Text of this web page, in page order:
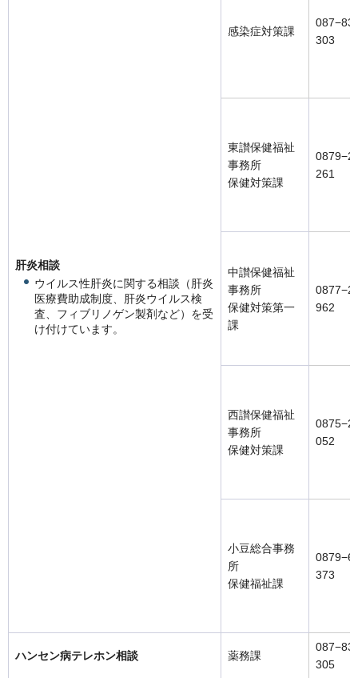
肝炎相談
ウイルス性肝炎に関する相談（肝炎
医療費助成制度、肝炎ウイルス検
査、フィブリノゲン製剤など）を受
け付けています。
感染症対策課
303
東讃保健福祉
事務所
保健対策課
261
中讃保健福祉
事務所
保健対策第一
課
962
西讃保健福祉
事務所
保健対策課
052
小豆総合事務
所
保健福祉課
373
ハンセン病テレホン相談 薬務課
305